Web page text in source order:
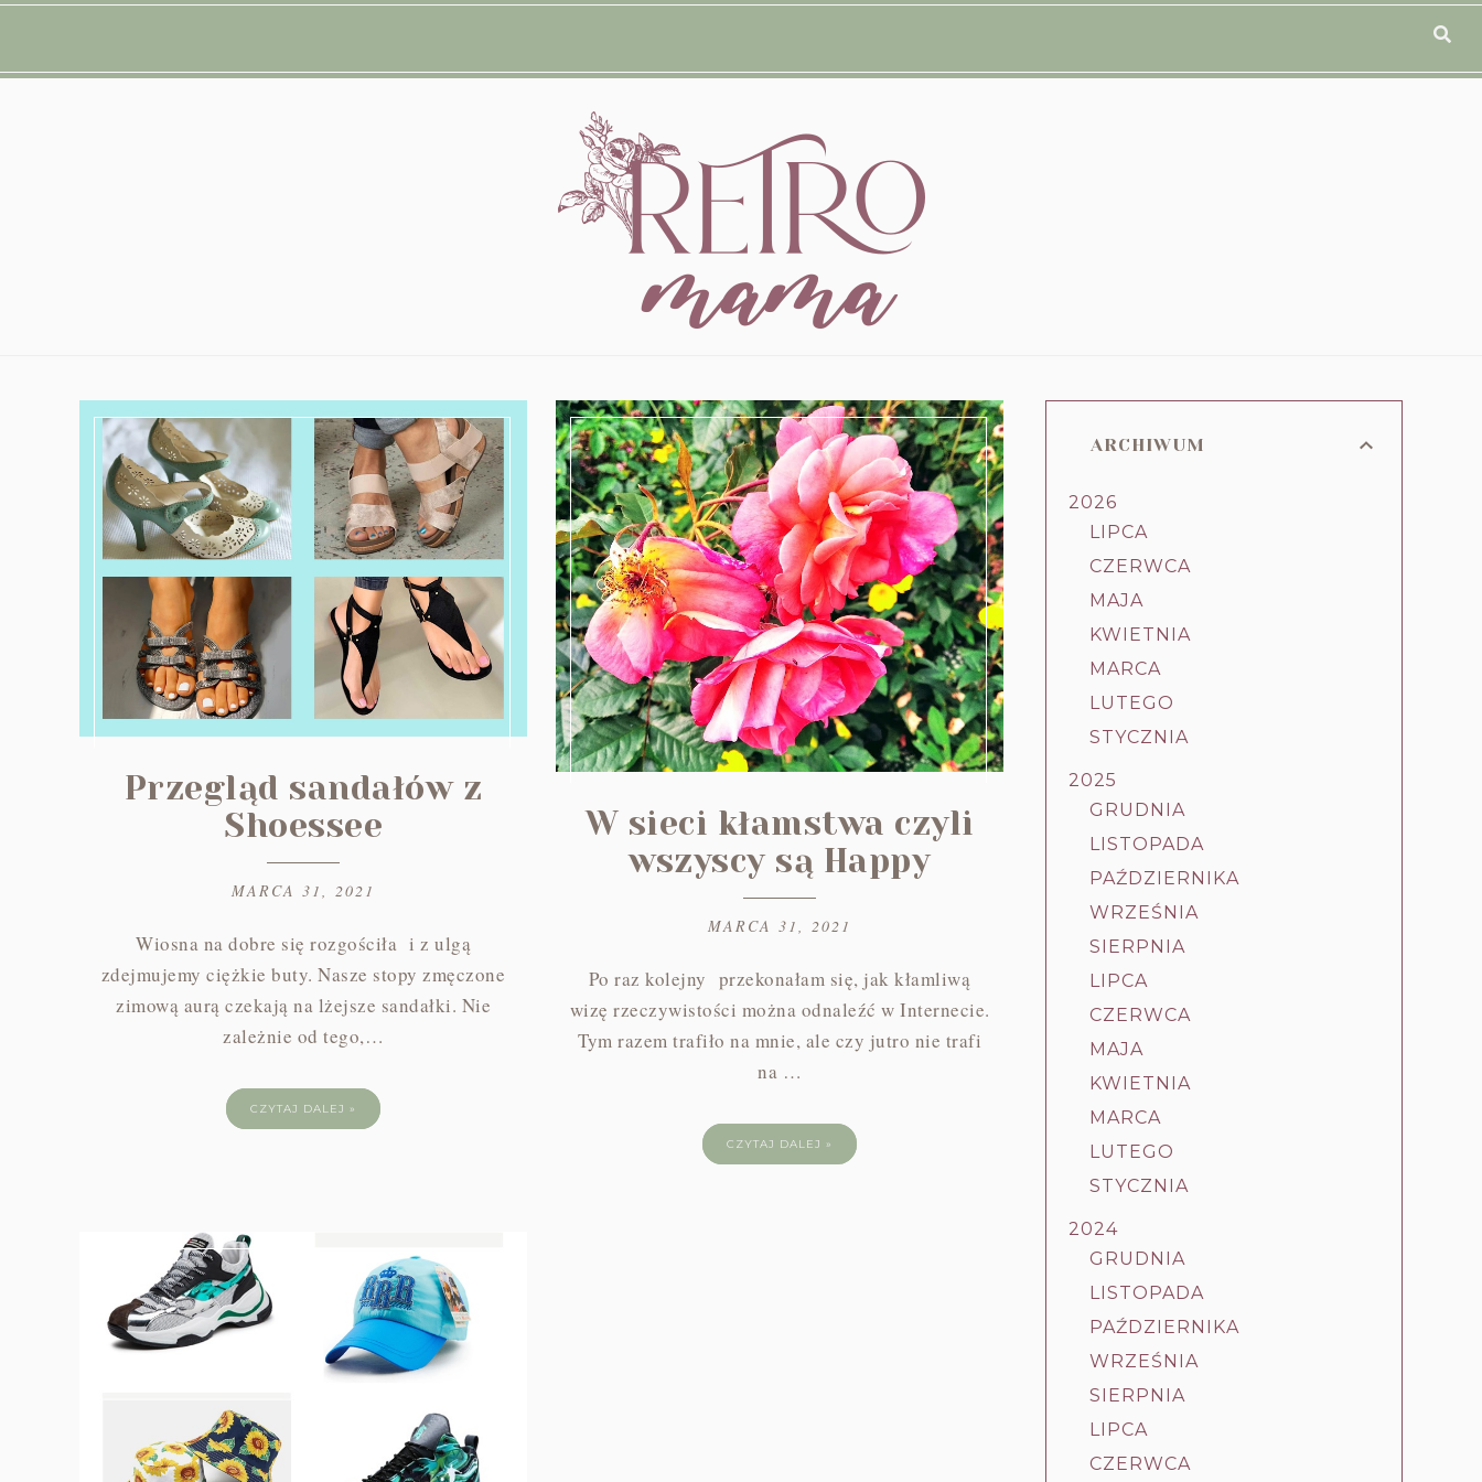
Przegląd sandałów z
Shoessee
MARCA 31, 2021
Wiosna na dobre się rozgościła i z ulgą
zdejmujemy ciężkie buty. Nasze stopy zmęczone
zimową aurą czekają na lżejsze sandałki. Nie
zależnie od tego,…
CZYTAJ DALEJ »
W sieci kłamstwa czyli
wszyscy są Happy
MARCA 31, 2021
Po raz kolejny przekonałam się, jak kłamliwą
wizę rzeczywistości można odnaleźć w Internecie.
Tym razem trafiło na mnie, ale czy jutro nie trafi
na …
CZYTAJ DALEJ »
ARCHIWUM
2026
LIPCA
CZERWCA
MAJA
KWIETNIA
MARCA
LUTEGO
STYCZNIA
2025
GRUDNIA
LISTOPADA
PAŹDZIERNIKA
WRZEŚNIA
SIERPNIA
LIPCA
CZERWCA
MAJA
KWIETNIA
MARCA
LUTEGO
STYCZNIA
2024
GRUDNIA
LISTOPADA
PAŹDZIERNIKA
WRZEŚNIA
SIERPNIA
LIPCA
CZERWCA